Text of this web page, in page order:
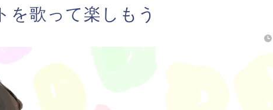
を歌って楽しもう